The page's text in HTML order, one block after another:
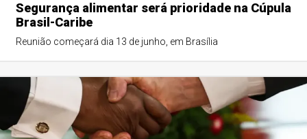
Segurança alimentar será prioridade na Cúpula
Brasil-Caribe
Reunião começará dia 13 de junho, em Brasília